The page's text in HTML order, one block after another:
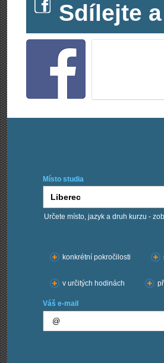
Sdílejte
Místo studia
Určete místo, jazyk a druh kurzu -
konkrétní pokročilosti
v určitých hodinách
Váš e-mail